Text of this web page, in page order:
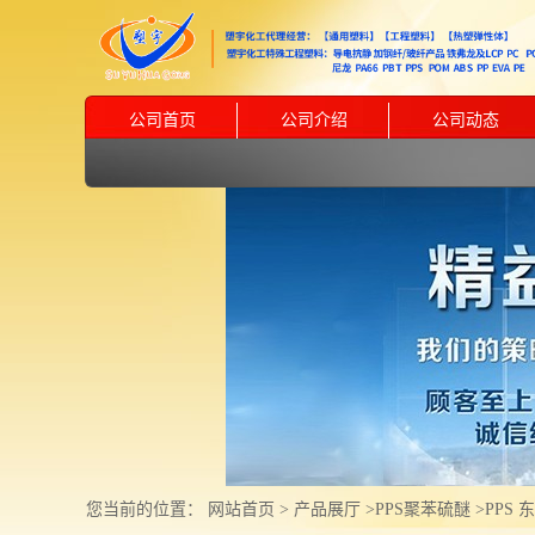
公司首页 公司介绍 公司动态
您当前的位置： 网站首页 > 产品展厅 >PPS聚苯硫醚 >PPS